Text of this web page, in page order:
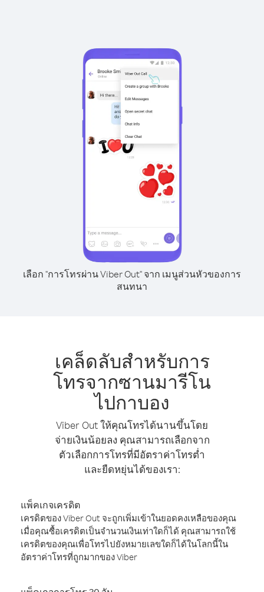
เลือก "การโทรผ่าน Viber Out" จาก เมนูส่วนหัวของการ
สนทนา
เคล็ดลับสำหรับการ
โทรจากซานมารีโน
ไปกาบอง
Viber Out ให้คุณโทรได้นานขึ้นโดย
จ่ายเงินน้อยลง คุณสามารถเลือกจาก
ตัวเลือกการโทรที่มีอัตราค่าโทรต่ำ
และยืดหยุ่นได้ของเรา:
แพ็คเกจเครดิต
เครดิตของ Viber Out จะถูกเพิ่มเข้าในยอดคงเหลือของคุณ
เมื่อคุณซื้อเครดิตเป็นจำนวนเงินเท่าใดก็ได้ คุณสามารถใช้
เครดิตของคุณเพื่อโทรไปยังหมายเลขใดก็ได้ในโลกนี้ใน
อัตราค่าโทรที่ถูกมากของ Viber